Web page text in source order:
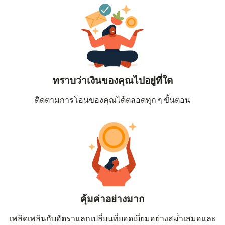
ทราบว่าเงินของคุณไปอยู่ที่ใด
ติดตามการโอนของคุณได้ตลอดทุก ๆ ขั้นตอน
คุ้มค่าอย่างมาก
เพลิดเพลินกับอัตราแลกเปลี่ยนที่ยอดเยี่ยมอย่างสม่ำเสมอและ